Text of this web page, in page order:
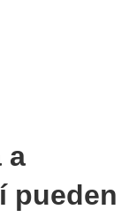
a
pueden